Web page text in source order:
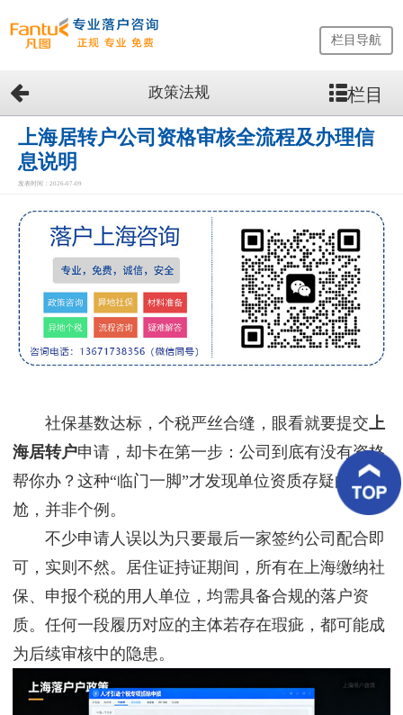
网
站
首
页
留
生
务
优
案
客
评
新
闻
资
讯
联
栏目导航
政策法规 栏目
上海居转户公司资格审核全流程及办理信
息说明
发表时间：2026-07-09
社保基数达标，个税严丝合缝，眼看就要提交上
海居转户申请，却卡在第一步：公司到底有没有资格
帮你办？这种“临门一脚”才发现单位资质存疑的尴
尬，并非个例。
不少申请人误以为只要最后一家签约公司配合即
可，实则不然。居住证持证期间，所有在上海缴纳社
保、申报个税的用人单位，均需具备合规的落户资
质。任何一段履历对应的主体若存在瑕疵，都可能成
为后续审核中的隐患。